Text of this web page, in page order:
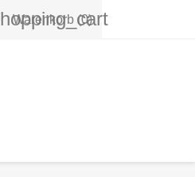
Warenkorb (0)